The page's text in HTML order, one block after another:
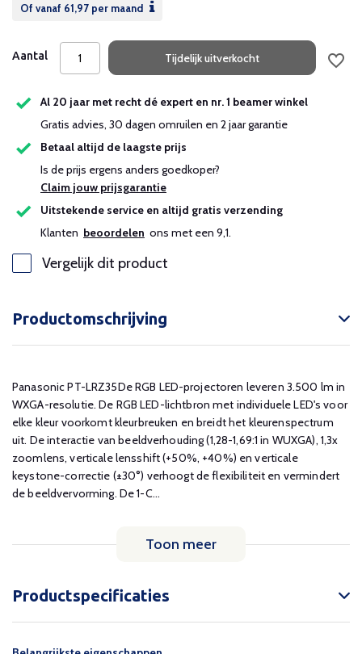
Of vanaf 61,97 per maand
Aantal Tijdelijk uitverkocht
Al 20 jaar met recht dé expert en nr. 1 beamer winkel
Gratis advies, 30 dagen omruilen en 2 jaar garantie
Betaal altijd de laagste prijs
Is de prijs ergens anders goedkoper?
Claim jouw prijsgarantie
Uitstekende service en altijd gratis verzending
Klanten beoordelen ons met een 9,1.
Vergelijk dit product
Productomschrijving
Panasonic PT-LRZ35De RGB LED-projectoren leveren 3.500 lm in
WXGA-resolutie. De RGBLED-lichtbron met individuele LED's voor
elke kleur voorkomt kleurbreuken en breidt het kleurenspectrum
uit. De interactie van beeldverhouding (1,28-1,69:1 in WUXGA), 1,3x
zoomlens, verticale lensshift (+50%, +40%) en verticale
keystone-correctie (±30°) verhoogt de flexibiliteit en vermindert
de beeldvervorming. De 1-C...
Toon meer
Productspecificaties